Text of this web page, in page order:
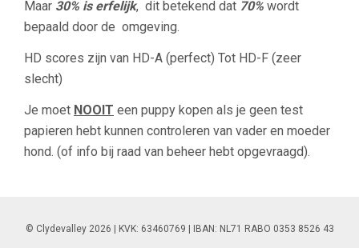
Maar 30% is erfelijk, dit betekend dat 70% wordt
bepaald door de omgeving.
HD scores zijn van HD-A (perfect) Tot HD-F (zeer
slecht)
Je moet NOOIT een puppy kopen als je geen test
papieren hebt kunnen controleren van vader en moeder
hond. (of info bij raad van beheer hebt opgevraagd).
© Clydevalley 2026 | KVK: 63460769 | IBAN: NL71 RABO 0353 8526 43